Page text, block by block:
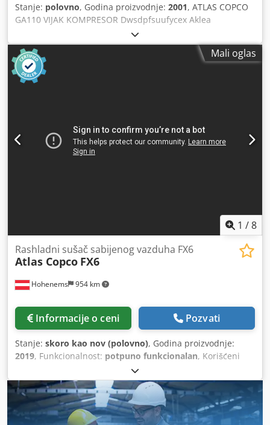
Stanje: polovno, Godina proizvodnje: 2001, ATLAS COPCO
GA110 VIJAK KOMPRESOR Dwsdpfsuufycex Aklea
Mali oglas
1 /8
Hohenems 954 km
Rashladni sušač sabijenog vazduha FX6
Atlas Copco FX6
Informacije o ceni Pozvati
Stanje: skoro kao nov (polovno), Godina proizvodnje:
2019, Funkcionalnost: potpuno funkcionalan, Korišćeni
Atlas Copco FX6 frišni sušač vazduha 2,34 m³/min 14 bara
Godina proizvodnje: 2019 Djdpfjzrtbijx Aklswa